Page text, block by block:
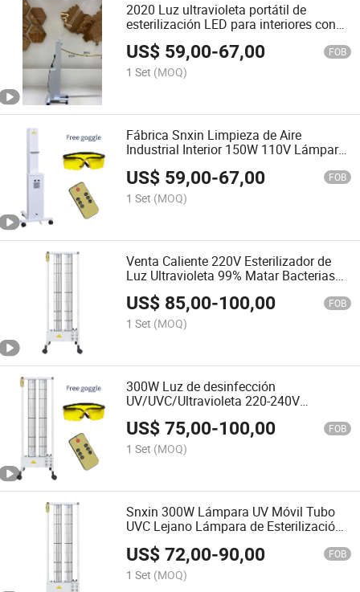
2020 Luz ultravioleta portátil de
esterilización LED para interiores con
ruedas
US$ 59,00-67,00 FOB
1 Set (MOQ)
Fábrica Snxin Limpieza de Aire
Industrial Interior 150W 110V Lámpara
US$ 59,00-67,00 FOB
1 Set (MOQ)
Venta Caliente 220V Esterilizador de
Luz Ultravioleta 99% Matar Bacterias
300W Lámpara UV
US$ 85,00-100,00 FOB
1 Set (MOQ)
300W Luz de desinfección
UV/UVC/Ultravioleta 220-240V
Lámpara UVC sin 185nm/Ozone ozono
254nm para restaurante gimnasio
US$75,00-100,00 FOB
1 Set (MOQ)
Snxin 300W Lámpara UV Móvil Tubo
UVC Lejano Lámpara de Esterilización
US$72,00-90,00 FOB
1 Set (MOQ)